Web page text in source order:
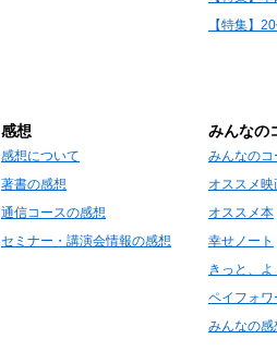
【特集】
感想
感想について
著書の感想
通信コースの感想
セミナー・講演会情報の感想
みんなの
みんなの
オススメ映
オススメ本
幸せノート
きっと、
ペイフォワ
みんなの感